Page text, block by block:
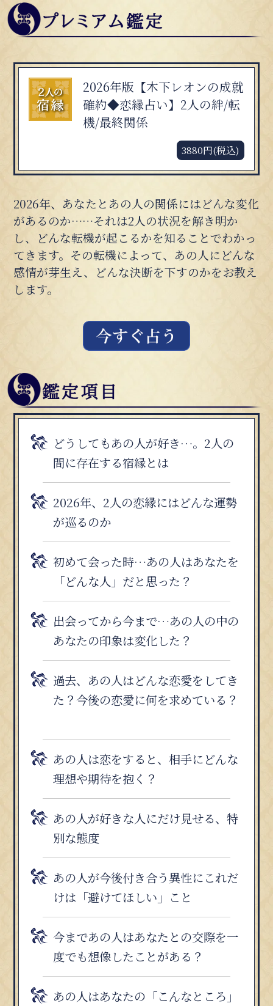
2026年版【木下レオンの成就
確約◆恋縁占い】2人の絆/転
機/最終関係
3880円(税込)
2026年、あなたとあの人の関係にはどんな変化
があるのか……それは2人の状況を解き明か
し、どんな転機が起こるかを知ることでわかっ
てきます。その転機によって、あの人にどんな
感情が芽生え、どんな決断を下すのかをお教え
します。
どうしてもあの人が好き…。2人の
間に存在する宿縁とは
2026年、2人の恋縁にはどんな運勢
が巡るのか
初めて会った時…あの人はあなたを
「どんな人」だと思った？
出会ってから今まで…あの人の中の
あなたの印象は変化した？
過去、あの人はどんな恋愛をしてき
た？今後の恋愛に何を求めている？
あの人は恋をすると、相手にどんな
理想や期待を抱く？
あの人が好きな人にだけ見せる、特
別な態度
あの人が今後付き合う異性にこれだ
けは「避けてほしい」こと
今まであの人はあなたとの交際を一
度でも想像したことがある？
あの人はあなたの「こんなところ」